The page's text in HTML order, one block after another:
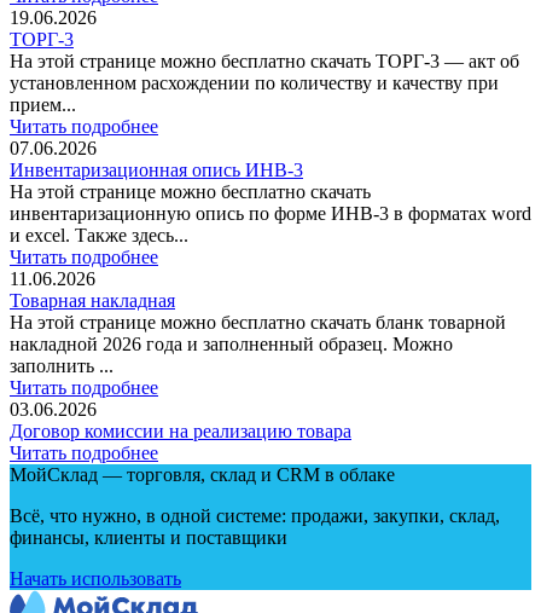
19.06.2026
ТОРГ-3
На этой странице можно бесплатно скачать ТОРГ-3 — акт об
установленном расхождении по количеству и качеству при
прием...
Читать подробнее
07.06.2026
Инвентаризационная опись ИНВ-3
На этой странице можно бесплатно скачать
инвентаризационную опись по форме ИНВ-3 в форматах word
и excel. Также здесь...
Читать подробнее
11.06.2026
Товарная накладная
На этой странице можно бесплатно скачать бланк товарной
накладной 2026 года и заполненный образец. Можно
заполнить ...
Читать подробнее
03.06.2026
Договор комиссии на реализацию товара
Читать подробнее
МойСклад — торговля, склад и CRM в облаке
Всё, что нужно, в одной системе: продажи, закупки, склад,
финансы, клиенты и поставщики
Начать использовать